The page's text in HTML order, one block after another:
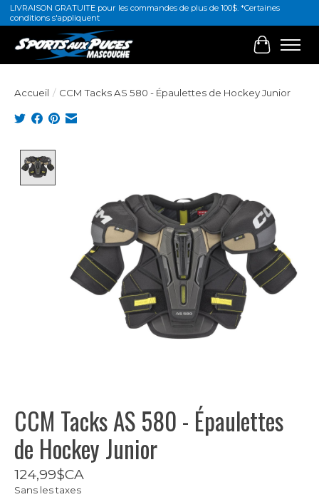
LIVRAISON GRATUITE pour les commandes de plus de 100$. *Certaines
conditions s'appliquent
Panier
Accueil / CCM Tacks AS 580 - Épaulettes de Hockey Junior
CCM Tacks AS 580 - Épaulettes
de Hockey Junior
124,99$CA
Sans les taxes